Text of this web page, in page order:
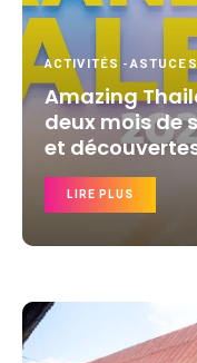
ACTIVITÉS -ASTUCES
Amazing
deux mois de
et
LIRE PLUS